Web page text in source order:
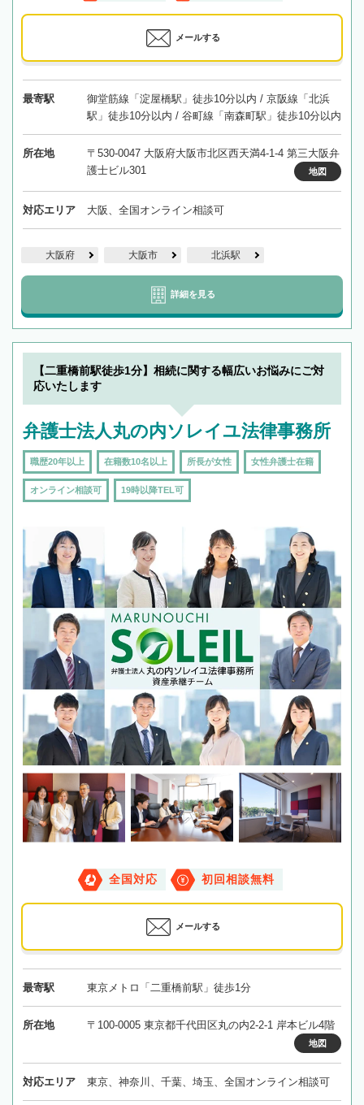
メールする
最寄駅
御堂筋線「淀屋橋駅」徒歩10分以内 / 京阪線「北浜
駅」徒歩10分以内 / 谷町線「南森町駅」徒歩10分以内
所在地
〒530-0047 大阪府大阪市北区西天満4-1-4 第三大阪弁
護士ビル301
地図
対応エリア 大阪、全国オンライン相談可
大阪府 大阪市 北浜駅
詳細を見る
【二重橋前駅徒歩1分】相続に関する幅広いお悩みにご対
応いたします
弁護士法人丸の内ソレイユ法律事務所
職歴20年以上 在籍数10名以上 所長が女性 女性弁護士在籍
オンライン相談可 19時以降TEL可
全国対応 初回相談無料
メールする
最寄駅 東京メトロ「二重橋前駅」徒歩1分
所在地 〒100-0005 東京都千代田区丸の内2-2-1 岸本ビル4階
地図
対応エリア 東京、神奈川、千葉、埼玉、全国オンライン相談可